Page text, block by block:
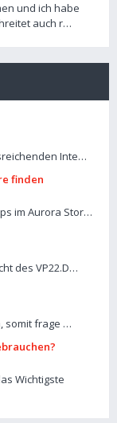
und ich habe
auch r…
Inte…
finden
im Aurora Stor…
des VP22.D…
somit frage …
Wichtigste